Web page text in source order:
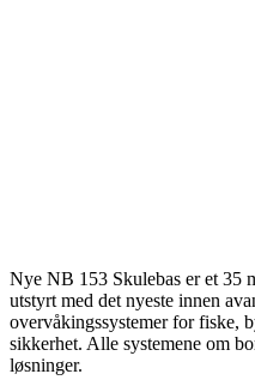
Nye NB 153 Skulebas er et 35
utstyrt med det nyeste innen
overvåkingssystemer for fiske,
sikkerhet. Alle systemene om
løsninger.